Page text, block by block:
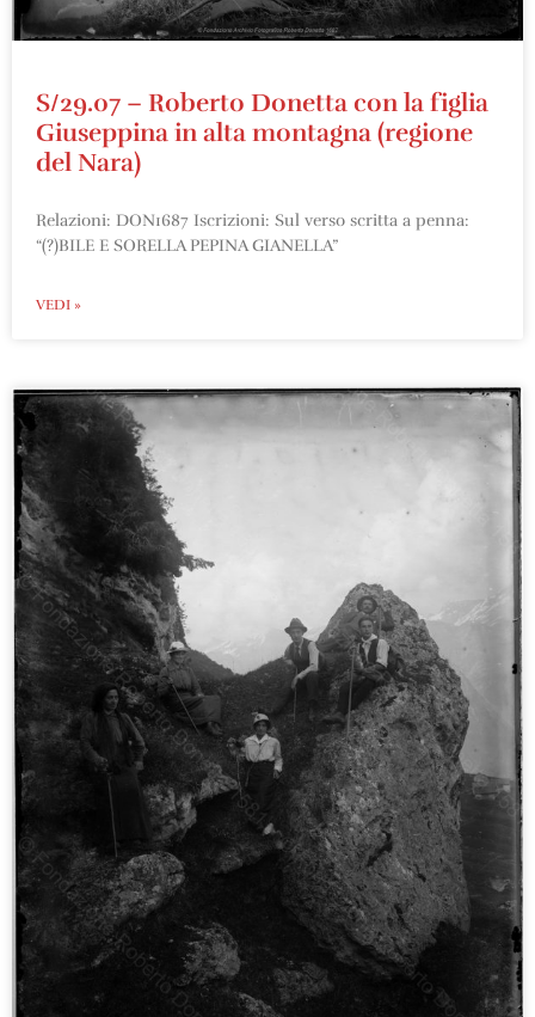
S/29.07 – Roberto Donetta con la figlia
Giuseppina in alta montagna (regione
del Nara)
Relazioni: DON1687 Iscrizioni: Sul verso scritta a penna:
“(?)BILE E SORELLA PEPINA GIANELLA”
VEDI »